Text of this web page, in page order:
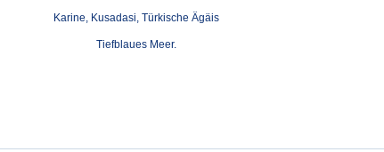
Karine, Kusadasi, Türkische Ägäis
Tiefblaues Meer.